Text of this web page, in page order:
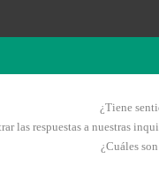
¿Tiene
las respuestas a nuestras
¿Cuáles